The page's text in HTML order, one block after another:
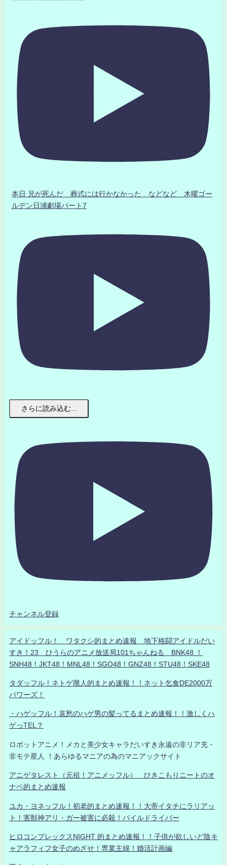
本日 兄が死んだ 葬式には行かなかった などなど 木曜ゴー
ルデン日浦劇場パート7
さらに読み込む...
チャンネル登録
アイドッフル！ ワタクシ的まとめ速報 地下格闘アイドルだい
すき！23 ひうらのアニメ放送局101ちゃんねる BNK48 ！
SNH48！JKT48！MNL48！SGO48！GNZ48！STU48！SKE48
タダッフル！ネトゲ廃人的まとめ速報！！ネット乞食DE2000万
パワーズ！
・ハゲッフル！哀愁のハゲ男の髪ってるまとめ速報！！激しくハ
ゲっTEL？
ロボットアニメ！メカと美少女キャラだいすき永遠の非リア充・
非モテ星人 ！あらゆるマニアの為のマニアックサイト
アニゲタレスト（元祖！アニメッフル） ひきこもりニートのオ
ナベ的まとめ速報
ユカ・ヨネッフル！初老的まとめ速報！！大帝イタチにラリアッ
ト！害獣神アリ・ガー被害に必殺！パイルドライバー
ヒロコンプレックスNIGHT 的まとめ速報！！子供が欲しいど陰キ
ャアラフィフ女子のめざせ！専業主婦！婚活計画編